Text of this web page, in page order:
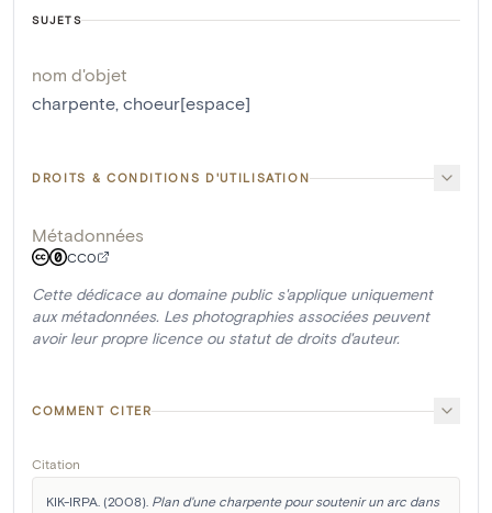
SUJETS
nom d'objet
charpente, choeur[espace]
DROITS & CONDITIONS D'UTILISATION
Métadonnées
CC0
Cette dédicace au domaine public s'applique uniquement
aux métadonnées. Les photographies associées peuvent
avoir leur propre licence ou statut de droits d'auteur.
COMMENT CITER
Citation
KIK-IRPA. (2008). Plan d'une charpente pour soutenir un arc dans